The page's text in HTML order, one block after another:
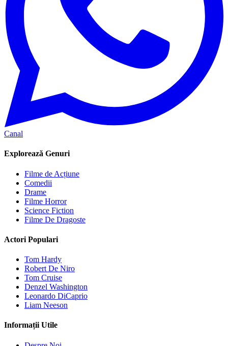
Canal
Explorează Genuri
Filme de Acțiune
Comedii
Drame
Filme Horror
Science Fiction
Filme De Dragoste
Actori Populari
Tom Hardy
Robert De Niro
Tom Cruise
Denzel Washington
Leonardo DiCaprio
Liam Neeson
Informații Utile